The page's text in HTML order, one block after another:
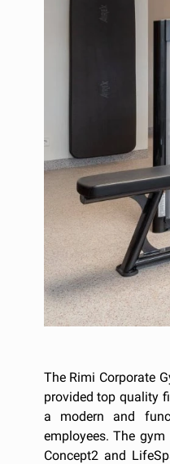
The Rimi Corporate
provided top quality
a modern and
employees. The
Concept2 and